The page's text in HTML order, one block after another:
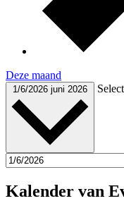
Deze maand
1/6/2026 juni 2026
Kalender van